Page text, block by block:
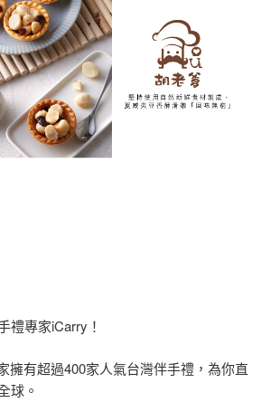
禮專家iCarry！
擁有超過400家人氣台灣伴手禮，為你直
球。